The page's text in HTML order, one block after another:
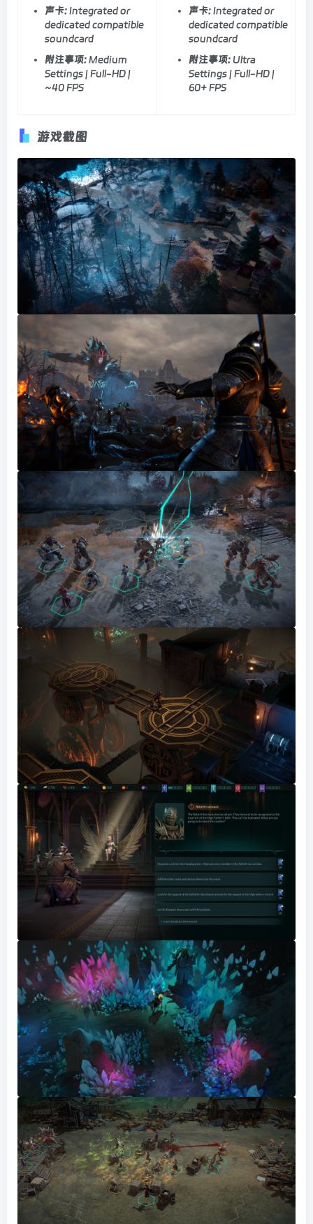
声卡:Integrated or
dedicated compatible
soundcard
附注事项:Medium
Settings | Full-HD |
~40 FPS
声卡:Integrated or
dedicated compatible
soundcard
附注事项: Ultra
Settings | Full-HD |
60+ FPS
游戏截图